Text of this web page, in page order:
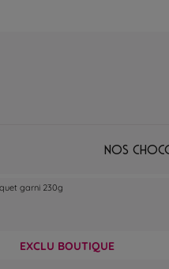
Nos
garni 230g
EXCLU BOUTIQUE